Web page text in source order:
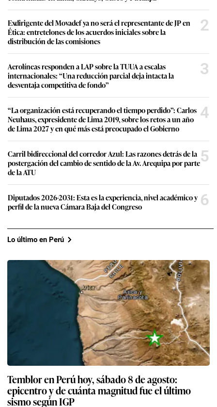
Exdirigente del Movadef ya no será el representante de JP en
Ética: entretelones de los acuerdos iniciales sobre la
distribución de las comisiones
2
Aerolíneas responden a LAP sobre la TUUA a escalas
internacionales: “Una reducción parcial deja intacta la
desventaja competitiva de fondo”
3
“La organización está recuperando el tiempo perdido”: Carlos
Neuhaus, expresidente de Lima 2019, sobre los retos a un año
de Lima 2027 y en qué más está preocupado el Gobierno
4
Carril bidireccional del corredor Azul: Las razones detrás de la
postergación del cambio de sentido de la Av. Arequipa por parte
de la ATU
5
Diputados 2026-2031: Esta es la experiencia, nivel académico y
perfil de la nueva Cámara Baja del Congreso
6
Lo último en Perú
Temblor en Perú hoy, sábado 8 de agosto:
epicentro y de cuánta magnitud fue el último
sismo según IGP